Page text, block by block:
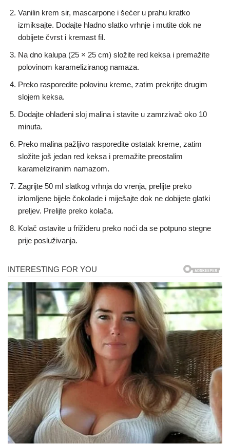
Vanilin krem sir, mascarpone i šećer u prahu kratko
izmiksajte. Dodajte hladno slatko vrhnje i mutite dok ne
dobijete čvrst i kremast fil.
Na dno kalupa (25 × 25 cm) složite red keksa i premažite
polovinom karameliziranog namaza.
Preko rasporedite polovinu kreme, zatim prekrijte drugim
slojem keksa.
Dodajte ohlađeni sloj malina i stavite u zamrzivač oko 10
minuta.
Preko malina pažljivo rasporedite ostatak kreme, zatim
složite još jedan red keksa i premažite preostalim
karameliziranim namazom.
Zagrijte 50 ml slatkog vrhnja do vrenja, prelijte preko
izlomljene bijele čokolade i miješajte dok ne dobijete glatki
preljev. Prelijte preko kolača.
Kolač ostavite u frižideru preko noći da se potpuno stegne
prije posluživanja.